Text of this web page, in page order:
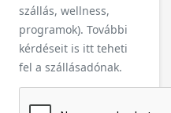
szállás, wellness,
programok). További
kérdéseit is itt teheti
fel a szállásadónak.